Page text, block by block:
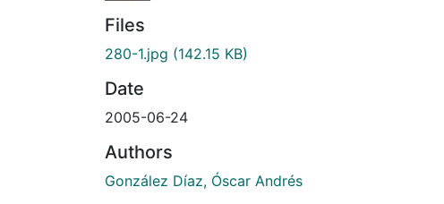
Files
280-1.jpg (142.15 KB)
Date
2005-06-24
Authors
González Díaz, Óscar Andrés